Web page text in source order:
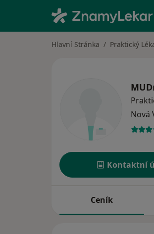
Hlavní Stránka Praktický
Nová
Kontaktní
Ceník